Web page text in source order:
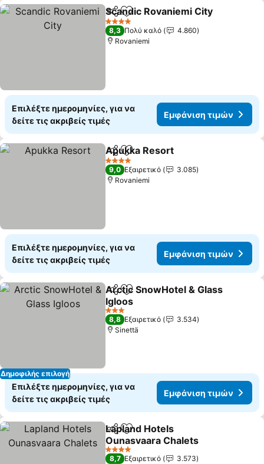
Κοινοποίηση
Προσθήκη στα αγαπημένα
Scandic Rovaniemi City
4 Αστέρια
8,3 Πολύ καλό
4.860
Rovaniemi
Επιλέξτε ημερομηνίες, για να
δείτε τις ακριβείς τιμές
Εμφάνιση τιμών
Κοινοποίηση
Προσθήκη στα αγαπημένα
Apukka Resort
4 Αστέρια
9,0 Εξαιρετικό
3.085
Rovaniemi
Επιλέξτε ημερομηνίες, για να
δείτε τις ακριβείς τιμές
Εμφάνιση τιμών
Δημοφιλής επιλογή
Κοινοποίηση
Προσθήκη στα αγαπημένα
Arctic SnowHotel & Glass
Igloos
Εμφάνιση τιμών
3 Αστέρια
8,8 Εξαιρετικό
3.534
Sinettä
Επιλέξτε ημερομηνίες, για να
δείτε τις ακριβείς τιμές
Εμφάνιση τιμών
Κοινοποίηση
Προσθήκη στα αγαπημένα
Lapland Hotels
Ounasvaara Chalets
Εμφάνιση τιμών
4 Αστέρια
8,7 Εξαιρετικό
3.573